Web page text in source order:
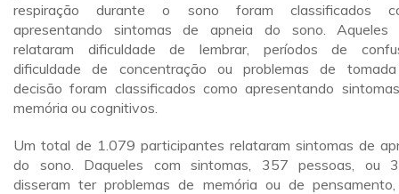
respiração durante o sono foram classificados
apresentando sintomas de apneia do sono. Aqueles
relataram dificuldade de lembrar, períodos de
dificuldade de concentração ou problemas de
decisão foram classificados como apresentando
memória ou cognitivos.
Um total de 1.079 participantes relataram sintomas de
do sono. Daqueles com sintomas, 357 pessoas, ou
disseram ter problemas de memória ou de